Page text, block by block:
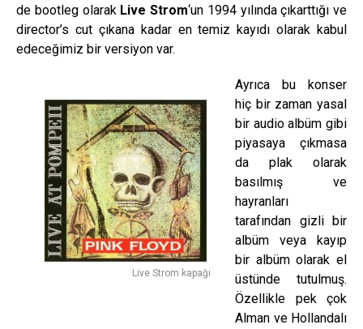
de bootleg olarak Live Strom‘un 1994 yılında çıkarttığı ve
director’s cut çıkana kadar en temiz kayıdı olarak kabul
edeceğimiz bir versiyon var.
Live Strom kapağı
Ayrıca bu konser
hiç bir zaman yasal
bir audio albüm gibi
piyasaya çıkmasa
da plak olarak
basılmış ve
hayranları
tarafından gizli bir
albüm veya kayıp
bir albüm olarak el
üstünde tutulmuş.
Özellikle pek çok
Alman ve Hollandalı